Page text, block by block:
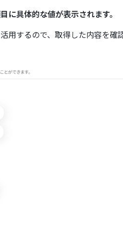
に具体的な値が表示されます。
用するので、取得した内容を確